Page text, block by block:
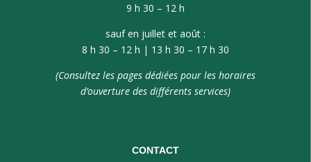
9 h 30 – 12 h
sauf en juillet et août :
8 h 30 – 12 h | 13 h 30 – 17 h 30
(Consultez les pages dédiées pour les horaires
d’ouverture des différents services)
CONTACT